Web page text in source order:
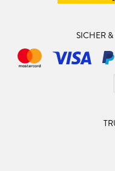
SICHER